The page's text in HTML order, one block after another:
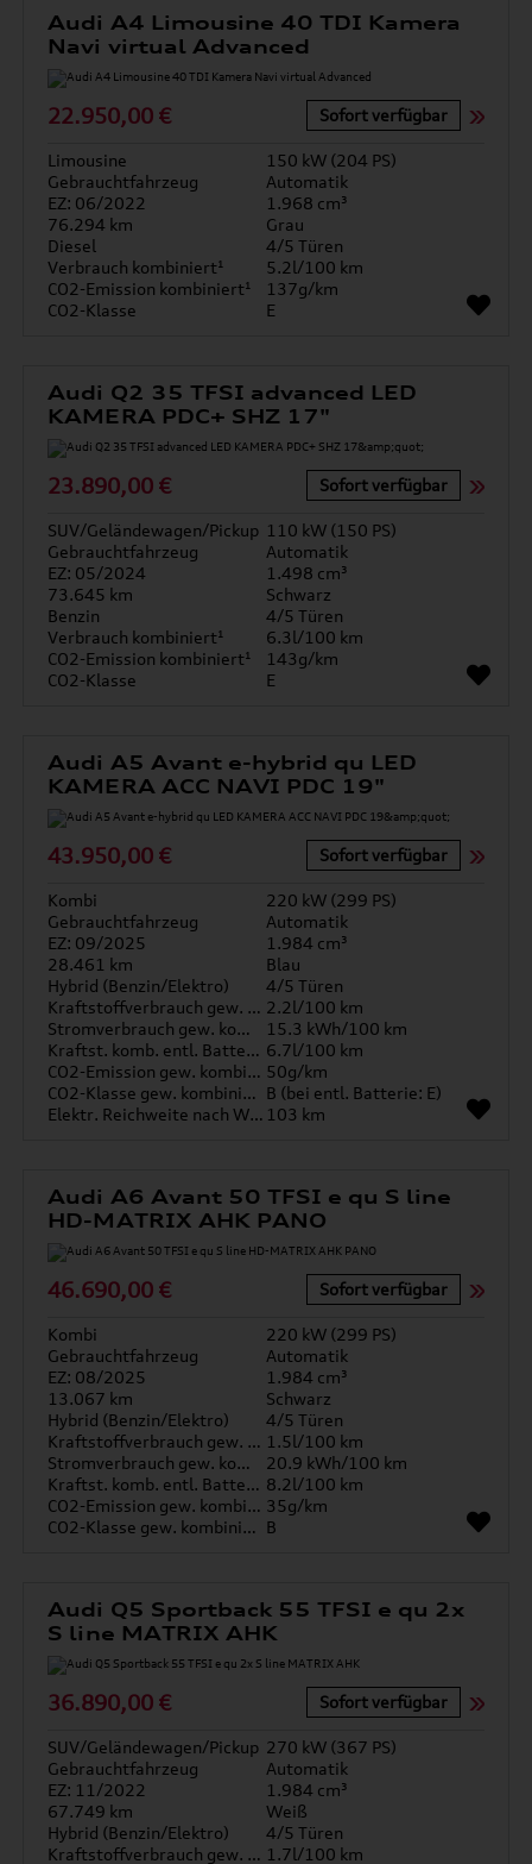
Audi A4 Limousine 40 TDI Kamera
Navi virtual Advanced
22.950,00 € Sofort verfügbar
Limousine
150 kW (204 PS)
Gebrauchtfahrzeug
Automatik
EZ: 06/2022
1.968 cm³
76.294 km
Grau
Diesel
4/5 Türen
Verbrauch kombiniert¹
5.2l/100 km
CO2-Emission kombiniert¹
137g/km
CO2-Klasse
E
Audi Q2 35 TFSI advanced LED
KAMERA PDC+ SHZ 17"
23.890,00 € Sofort verfügbar
SUV/Geländewagen/Pickup 110 kW (150 PS)
Gebrauchtfahrzeug
Automatik
EZ: 05/2024
1.498 cm³
73.645 km
Schwarz
Benzin
4/5 Türen
Verbrauch kombiniert¹
6.3l/100 km
CO2-Emission kombiniert¹
143g/km
CO2-Klasse
E
Audi A5 Avant e-hybrid qu LED
KAMERA ACC NAVI PDC 19"
43.950,00 € Sofort verfügbar
Kombi
220 kW (299 PS)
Gebrauchtfahrzeug
Automatik
EZ: 09/2025
1.984 cm³
28.461 km
Blau
Hybrid (Benzin/Elektro)
4/5 Türen
Kraftstoffverbrauch gew. kombiniert 2.2l/100 km
Stromverbrauch gew. kombiniert
15.3 kWh/100 km
Kraftst. komb. entl. Batterie 6.7l/100 km
CO2-Emission gew. kombiniert 50g/km
CO2-Klasse gew. kombiniert B (bei entl. Batterie: E)
Elektr. Reichweite nach WLTP* 103 km
Audi A6 Avant 50 TFSI e qu S line
HD-MATRIX AHK PANO
46.690,00 € Sofort verfügbar
Kombi
220 kW (299 PS)
Gebrauchtfahrzeug
Automatik
EZ: 08/2025
1.984 cm³
13.067 km
Schwarz
Hybrid (Benzin/Elektro)
4/5 Türen
Kraftstoffverbrauch gew. kombiniert 1.5l/100 km
Stromverbrauch gew. kombiniert
20.9 kWh/100 km
Kraftst. komb. entl. Batterie 8.2l/100 km
CO2-Emission gew. kombiniert 35g/km
CO2-Klasse gew. kombiniert B
Audi Q5 Sportback 55 TFSI e qu 2x
S line MATRIX AHK
36.890,00 € Sofort verfügbar
SUV/Geländewagen/Pickup 270 kW (367 PS)
Gebrauchtfahrzeug
Automatik
EZ: 11/2022
1.984 cm³
67.749 km
Weiß
Hybrid (Benzin/Elektro)
4/5 Türen
Kraftstoffverbrauch gew. kombiniert 1.7l/100 km